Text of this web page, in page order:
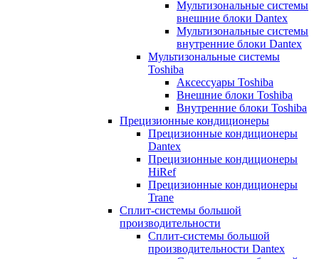
Мультизональные системы
внешние блоки Dantex
Мультизональные системы
внутренние блоки Dantex
Мультизональные системы
Toshiba
Аксессуары Toshiba
Внешние блоки Toshiba
Внутренние блоки Toshiba
Прецизионные кондиционеры
Прецизионные кондиционеры
Dantex
Прецизионные кондиционеры
HiRef
Прецизионные кондиционеры
Trane
Сплит-системы большой
производительности
Сплит-системы большой
производительности Dantex